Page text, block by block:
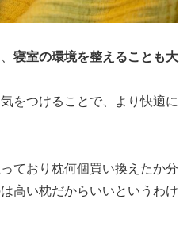
寝室の環境を整えることも大
をつけることで、より快適に
ており枕何個買い換えたか分
高い枕だからいいというわけ